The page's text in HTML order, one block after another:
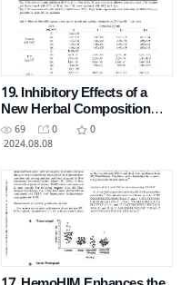
19. Inhibitory Effects of a
New Herbal Composition
(HemoHIM) on UVB-Induced
69 0
0
2024.08.08